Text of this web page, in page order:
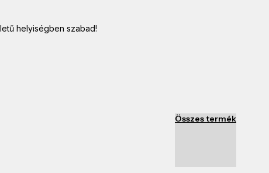
helyiségben szabad!
Összes termék